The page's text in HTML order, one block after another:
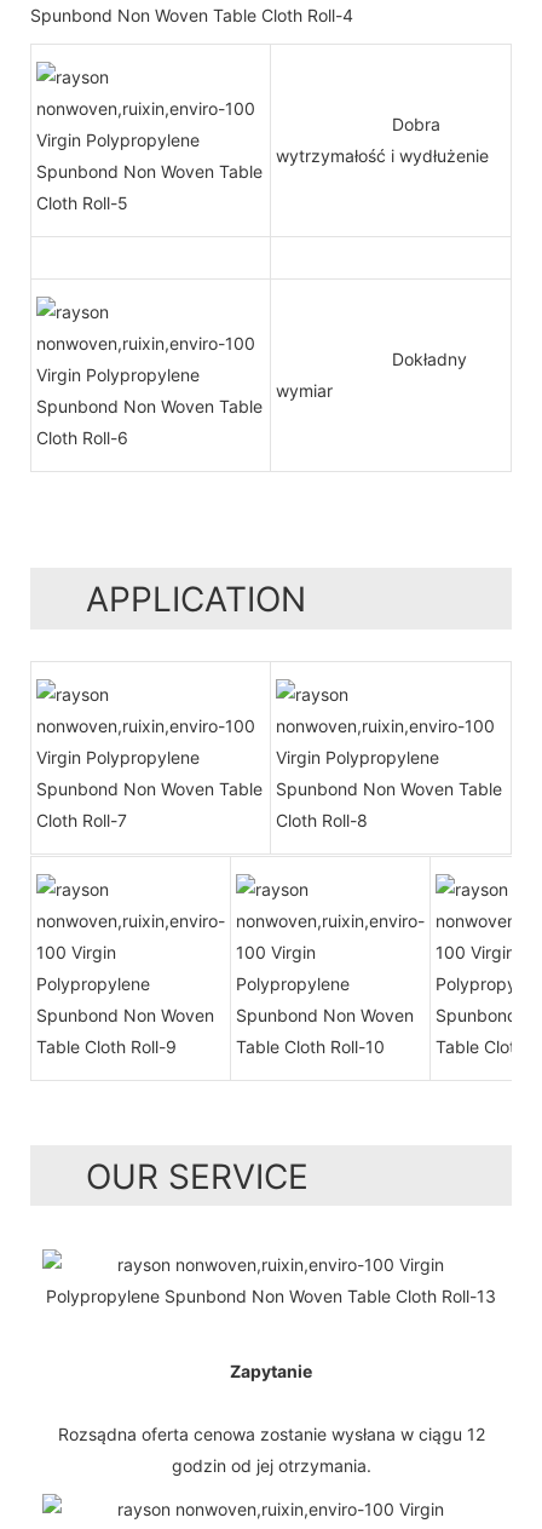
Dobra
wytrzymałość i wydłużenie
Dokładny
wymiar
APPLICATION
OUR SERVICE
Zapytanie
Rozsądna oferta cenowa zostanie wysłana w ciągu 12
godzin od jej otrzymania.